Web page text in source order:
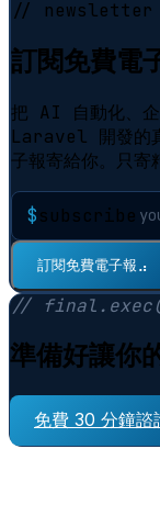
// newsletter
訂閱免費電
把 AI 自動化、
Laravel 開發的真
子報寄給你。只寄
$subscribe
訂閱免費電子報⠋
//
準備好讓你
免費 30 分鐘